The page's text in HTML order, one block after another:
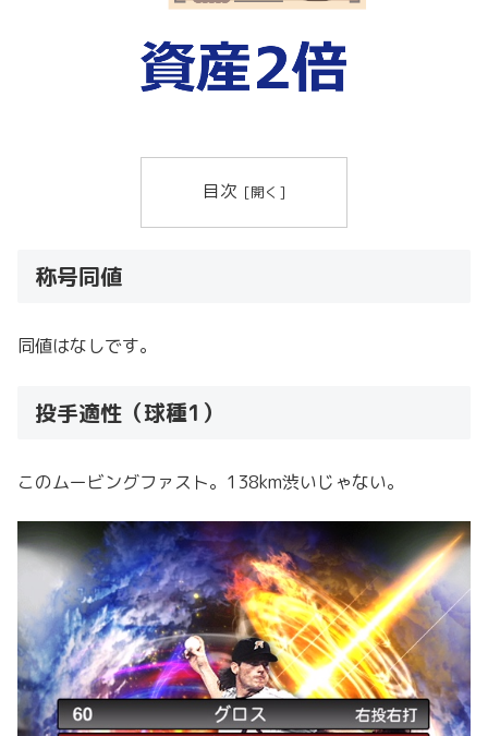
目次
称号同値
同値はなしです。
投手適性（球種1）
このムービングファスト。138km渋いじゃない。